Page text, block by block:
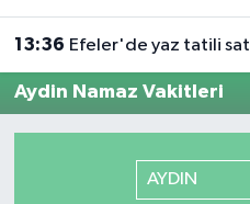
13:36 Efeler'de yaz tatili
Aydin Namaz Vakitleri
AYDIN
Süper Lig Puan
Tüm Manşetler
Son Dakika Haberleri
Haber Arşivi